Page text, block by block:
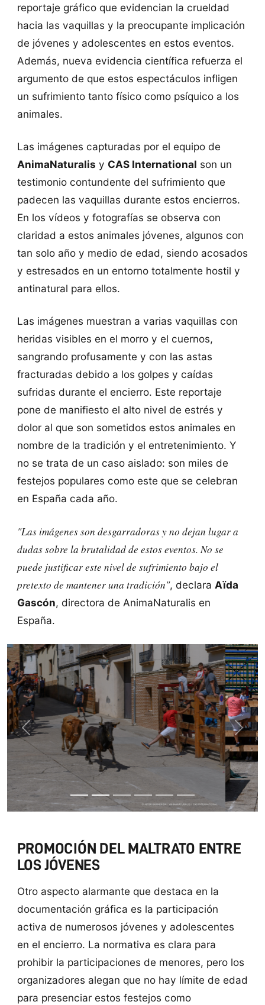
reportaje gráfico que evidencian la crueldad
hacia las vaquillas y la preocupante implicación
de jóvenes y adolescentes en estos eventos.
Además, nueva evidencia científica refuerza el
argumento de que estos espectáculos infligen
un sufrimiento tanto físico como psíquico a los
animales.
Las imágenes capturadas por el equipo de
AnimaNaturalis y CAS International son un
testimonio contundente del sufrimiento que
padecen las vaquillas durante estos encierros.
En los vídeos y fotografías se observa con
claridad a estos animales jóvenes, algunos con
tan solo año y medio de edad, siendo acosados
y estresados en un entorno totalmente hostil y
antinatural para ellos.
Las imágenes muestran a varias vaquillas con
heridas visibles en el morro y el cuernos,
sangrando profusamente y con las astas
fracturadas debido a los golpes y caídas
sufridas durante el encierro. Este reportaje
pone de manifiesto el alto nivel de estrés y
dolor al que son sometidos estos animales en
nombre de la tradición y el entretenimiento. Y
no se trata de un caso aislado: son miles de
festejos populares como este que se celebran
en España cada año.
"Las imágenes son desgarradoras y no dejan lugar a
dudas sobre la brutalidad de estos eventos. No se
puede justificar este nivel de sufrimiento bajo el
pretexto de mantener una tradición", declara Aïda
Gascón, directora de AnimaNaturalis en
España.
Previous Next
PROMOCIÓN DEL MALTRATO ENTRE
LOS JÓVENES
Otro aspecto alarmante que destaca en la
documentación gráfica es la participación
activa de numerosos jóvenes y adolescentes
en el encierro. La normativa es clara para
prohibir la participaciones de menores, pero los
organizadores alegan que no hay límite de edad
para presenciar estos festejos como